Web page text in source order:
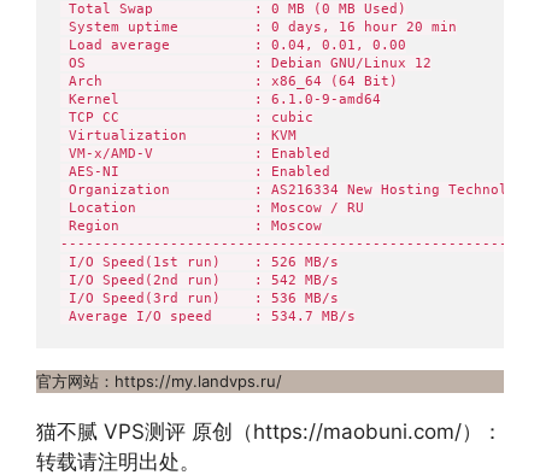
Total Swap            : 0 MB (0 MB Used)
System uptime         : 0 days, 16 hour 20 min
Load average          : 0.04, 0.01, 0.00
OS                    : Debian GNU/Linux 12
Arch                  : x86_64 (64 Bit)
Kernel                : 6.1.0-9-amd64
TCP CC                : cubic
Virtualization        : KVM
VM-x/AMD-V            : Enabled
AES-NI                : Enabled
Organization          : AS216334 New Hosting
Location              : Moscow / RU
Region                : Moscow
I/O Speed(1st run)    : 526 MB/s
I/O Speed(2nd run)    : 542 MB/s
I/O Speed(3rd run)    : 536 MB/s
Average I/O speed     : 534.7 MB/s
官方网站：https://my.landvps.ru/
猫不腻 VPS测评 原创（https://maobuni.com/）：
转载请注明出处。